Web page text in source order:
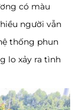
có màu
người vẫn
thống phun
lo xảy ra tình